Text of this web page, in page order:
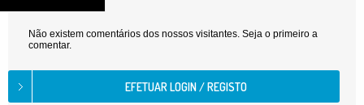
Não existem comentários dos nossos visitantes. Seja o primeiro a
comentar.